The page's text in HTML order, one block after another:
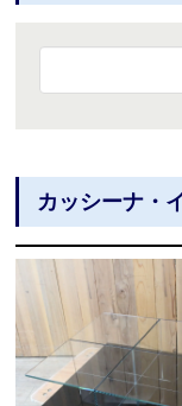
カッシーナ・